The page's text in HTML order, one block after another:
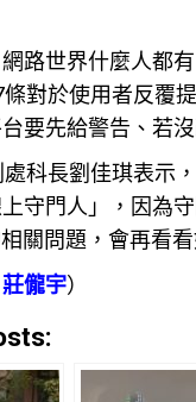
路世界什麼人都
對於使用者反覆
要先給警告、若
處科長劉佳琪表示
上守門人」，因為
關問題，會再看看
莊儱宇）